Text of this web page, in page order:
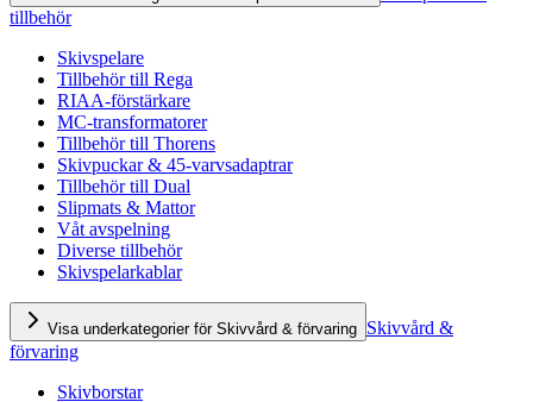
tillbehör
Skivspelare
Tillbehör till Rega
RIAA-förstärkare
MC-transformatorer
Tillbehör till Thorens
Skivpuckar & 45-varvsadaptrar
Tillbehör till Dual
Slipmats & Mattor
Våt avspelning
Diverse tillbehör
Skivspelarkablar
Visa underkategorier för Skivvård & förvaring Skivvård &
förvaring
Skivborstar